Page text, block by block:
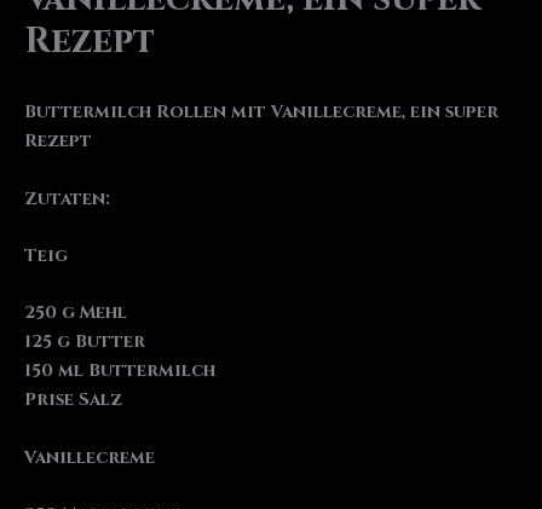
Rezept
Buttermilch Rollen mit Vanillecreme, ein super
Rezept
Zutaten:
Teig
250 g Mehl
125 g Butter
150 ml Buttermilch
Prise Salz
Vanillecreme